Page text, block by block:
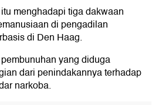
menghadapi tiga dakwaan
di pengadilan
di Den Haag.
yang diduga
dari penindakannya terhadap
narkoba.